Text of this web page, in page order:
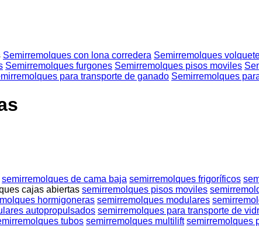
Semirremolques con lona corredera Semirremolques
Semirremolques furgones Semirremolques pisos moviles
para transporte de ganado Semirremolques
semirremolques de cama baja semirremolques frigoríficos
cajas abiertas semirremolques pisos moviles
hormigoneras semirremolques modulares
autopropulsados semirremolques para transporte de
tubos semirremolques multilift semirremolques